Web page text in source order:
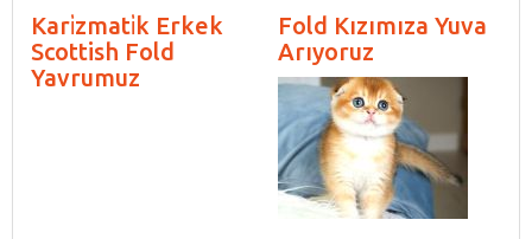
Kari̇zmati̇k Erkek
Scottish Fold
Yavrumuz
Fold Kızımıza Yuva
Arıyoruz